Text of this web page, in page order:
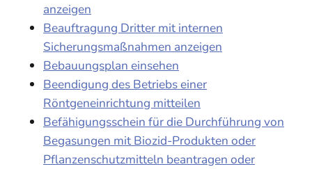
anzeigen
Beauftragung Dritter mit internen
Sicherungsmaßnahmen anzeigen
Bebauungsplan einsehen
Beendigung des Betriebs einer
Röntgeneinrichtung mitteilen
Befähigungsschein für die Durchführung von
Begasungen mit Biozid-Produkten oder
Pflanzenschutzmitteln beantragen oder